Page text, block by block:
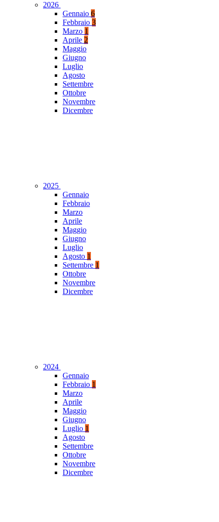
2026
Gennaio 6
Febbraio 3
Marzo 1
Aprile 2
Maggio
Giugno
Luglio
Agosto
Settembre
Ottobre
Novembre
Dicembre
2025
Gennaio
Febbraio
Marzo
Aprile
Maggio
Giugno
Luglio
Agosto 1
Settembre 1
Ottobre
Novembre
Dicembre
2024
Gennaio
Febbraio 1
Marzo
Aprile
Maggio
Giugno
Luglio 1
Agosto
Settembre
Ottobre
Novembre
Dicembre